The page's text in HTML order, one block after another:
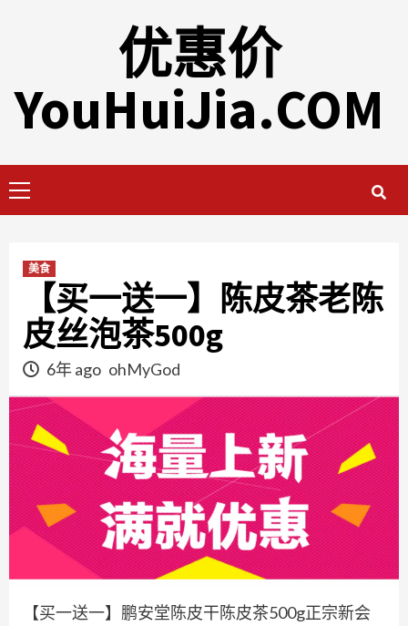
优惠价
YouHuiJia.COM
Menu
美食
【买一送一】陈皮茶老陈
皮丝泡茶500g
6年 ago ohMyGod
【买一送一】鹏安堂陈皮干陈皮茶500g正宗新会